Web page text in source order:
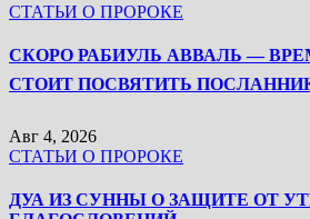
СТАТЬИ О ПРОРОКЕ
СКОРО РАБИУЛЬ АВВАЛЬ —
Авг 4, 2026
СТАТЬИ О ПРОРОКЕ
ДУА ИЗ СУННЫ О ЗАЩИТЕ ОТ